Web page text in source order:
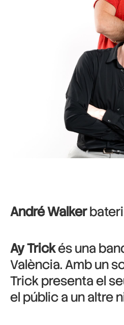
André Walker
Ay Trickés una
València. Amb un
Trick presenta el
el públic a un altre